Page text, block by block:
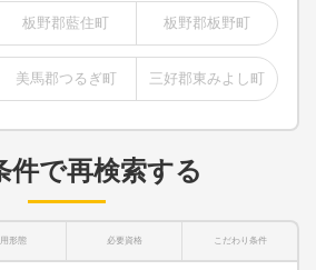
板野郡藍住町 板野郡板野町
美馬郡つるぎ町 三好郡東みよし町
件で再検索する
用形態 必要資格 こだわり条件